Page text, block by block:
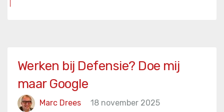
Werken bij Defensie? Doe mij
maar Google
Marc Drees
18 november 2025